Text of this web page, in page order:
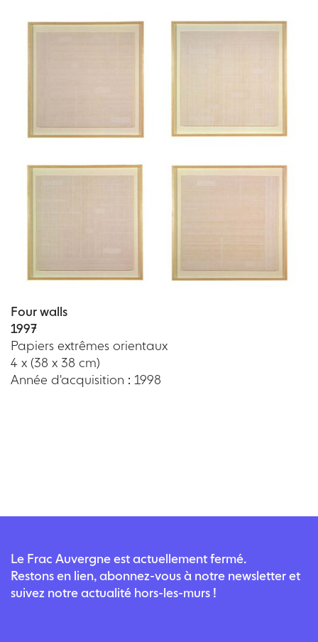
Four walls
1997
Papiers extrêmes orientaux
4 x (38 x 38 cm)
Année d'acquisition : 1998
Le Frac Auvergne est actuellement fermé.
Restons en lien, abonnez-vous à notre newsletter et
suivez notre actualité hors-les-murs !